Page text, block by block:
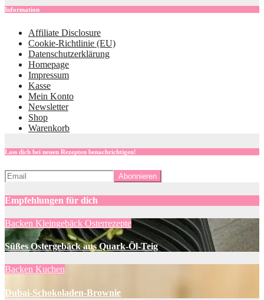
Information
Affiliate Disclosure
Cookie-Richtlinie (EU)
Datenschutzerklärung
Homepage
Impressum
Kasse
Mein Konto
Newsletter
Shop
Warenkorb
Lass dich bei neuen Rezepten benachrichtigen!
Empfehlungen für dich
Backen Kleingebäck Osterrezepte
Süßes Ostergebäck aus Quark-Öl-Teig
Backen Kuchen
Dubai-Schokoladen-Brownie